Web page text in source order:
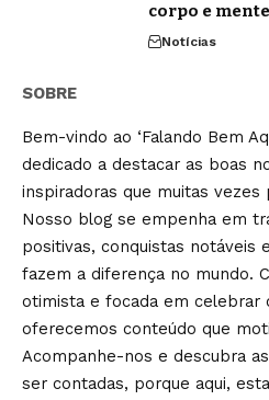
corpo e mente
Notícias
SOBRE
Bem-vindo ao ‘Falando Bem
dedicado a destacar as boas
inspiradoras que muitas vezes
Nosso blog se empenha em
positivas, conquistas notáveis
fazem a diferença no mundo.
otimista e focada em celebrar
oferecemos conteúdo que
Acompanhe-nos e descubra
ser contadas, porque aqui,